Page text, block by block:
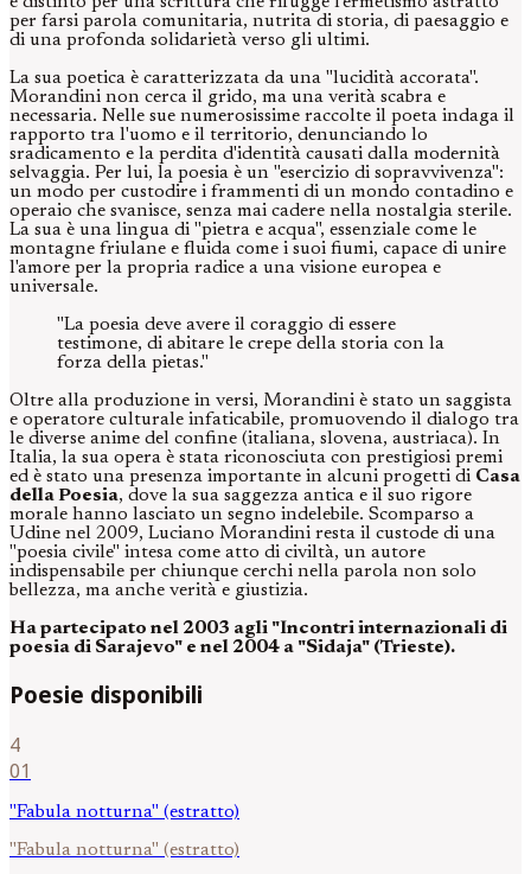
per farsi parola comunitaria, nutrita di storia, di paesaggio e
di una profonda solidarietà verso gli ultimi.
La sua poetica è caratterizzata da una "lucidità accorata".
Morandini non cerca il grido, ma una verità scabra e
necessaria. Nelle sue numerosissime raccolte il poeta indaga il
rapporto tra l'uomo e il territorio, denunciando lo
sradicamento e la perdita d'identità causati dalla modernità
selvaggia. Per lui, la poesia è un "esercizio di sopravvivenza":
un modo per custodire i frammenti di un mondo contadino e
operaio che svanisce, senza mai cadere nella nostalgia sterile.
La sua è una lingua di "pietra e acqua", essenziale come le
montagne friulane e fluida come i suoi fiumi, capace di unire
l'amore per la propria radice a una visione europea e
universale.
"La poesia deve avere il coraggio di essere
testimone, di abitare le crepe della storia con la
forza della pietas."
Oltre alla produzione in versi, Morandini è stato un saggista
e operatore culturale infaticabile, promuovendo il dialogo tra
le diverse anime del confine (italiana, slovena, austriaca). In
Italia, la sua opera è stata riconosciuta con prestigiosi premi
ed è stato una presenza importante in alcuni progetti di Casa
della Poesia, dove la sua saggezza antica e il suo rigore
morale hanno lasciato un segno indelebile. Scomparso a
Udine nel 2009, Luciano Morandini resta il custode di una
"poesia civile" intesa come atto di civiltà, un autore
indispensabile per chiunque cerchi nella parola non solo
bellezza, ma anche verità e giustizia.
Ha partecipato nel 2003 agli "Incontri internazionali di
poesia di Sarajevo" e nel 2004 a "Sidaja" (Trieste).
Poesie disponibili
4
01
"Fabula notturna" (estratto)
"Fabula notturna" (estratto)